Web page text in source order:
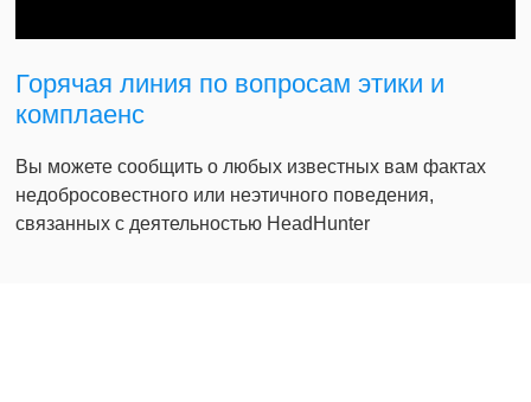
Горячая линия по вопросам этики и
комплаенс
Вы можете сообщить о любых известных вам фактах
недобросовестного или неэтичного поведения,
связанных с деятельностью HeadHunter